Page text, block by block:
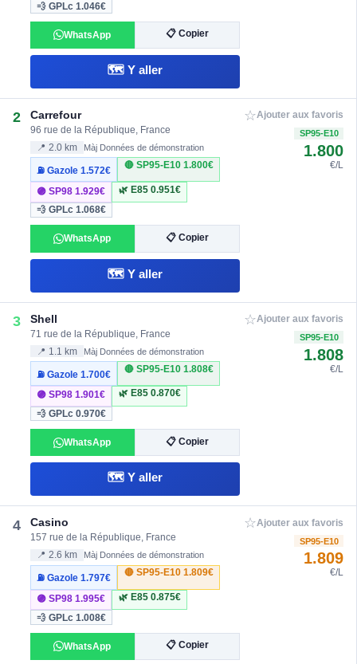
💨 GPLc1.046€
WhatsApp 📋 Copier
🗺️ Y aller
2 Carrefour
96 rue de la République, France
📍 2.0 km Màj Données de démonstration
⛽ Gazole1.572€
🔴 SP95-E10 1.800€
🟣 SP981.929€ 🌿 E85 0.951€
💨 GPLc1.068€
WhatsApp 📋 Copier
🗺️ Y aller
☆Ajouter aux favoris
SP95-E10
1.800
€/L
3 Shell
71 rue de la République, France
📍 1.1 km Màj Données de démonstration
⛽ Gazole1.700€
🔴 SP95-E10 1.808€
🟣 SP981.901€ 🌿 E85 0.870€
💨 GPLc0.970€
WhatsApp 📋 Copier
🗺️ Y aller
☆Ajouter aux favoris
SP95-E10
1.808
€/L
4 Casino
157 rue de la République, France
📍 2.6 km Màj Données de démonstration
⛽ Gazole1.797€
🔴 SP95-E10 1.809€
🟣 SP981.995€ 🌿 E85 0.875€
💨 GPLc1.008€
WhatsApp 📋 Copier
☆Ajouter aux favoris
SP95-E10
1.809
€/L